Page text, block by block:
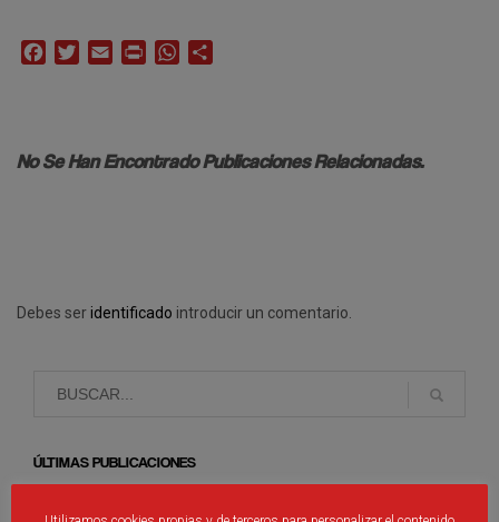
FacebookTwitterEmail Print WhatsApp
No Se Han Encontrado Publicaciones Relacionadas.
Debes seridentificado introducir un comentario.
ÚLTIMAS PUBLICACIONES